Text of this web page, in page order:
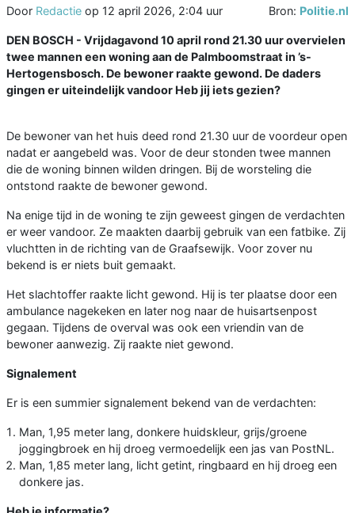
Door Redactie op 12 april 2026, 2:04 uur Bron: Politie.nl
DEN BOSCH - Vrijdagavond 10 april rond 21.30 uur overvielen
twee mannen een woning aan de Palmboomstraat in ’s-
Hertogensbosch. De bewoner raakte gewond. De daders
gingen er uiteindelijk vandoor Heb jij iets gezien?
De bewoner van het huis deed rond 21.30 uur de voordeur open
nadat er aangebeld was. Voor de deur stonden twee mannen
die de woning binnen wilden dringen. Bij de worsteling die
ontstond raakte de bewoner gewond.
Na enige tijd in de woning te zijn geweest gingen de verdachten
er weer vandoor. Ze maakten daarbij gebruik van een fatbike. Zij
vluchtten in de richting van de Graafsewijk. Voor zover nu
bekend is er niets buit gemaakt.
Het slachtoffer raakte licht gewond. Hij is ter plaatse door een
ambulance nagekeken en later nog naar de huisartsenpost
gegaan. Tijdens de overval was ook een vriendin van de
bewoner aanwezig. Zij raakte niet gewond.
Signalement
Er is een summier signalement bekend van de verdachten:
Man, 1,95 meter lang, donkere huidskleur, grijs/groene
joggingbroek en hij droeg vermoedelijk een jas van PostNL.
Man, 1,85 meter lang, licht getint, ringbaard en hij droeg een
donkere jas.